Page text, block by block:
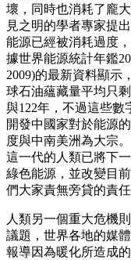
壞，同時也消耗了龐
見之明的學者專家提
能源已經被消耗過度
據世界能源統計年鑑
2009)的最新資料顯示
球石油蘊藏量平均只
與122年，不過這些數
開發中國家對於能源
度與中南美洲為大宗
這一代的人類已將下
綠色能源，並改變目
們大家責無旁貸的責任
人類另一個重大危機
議題，世界各地的媒
報導因為暖化所造成